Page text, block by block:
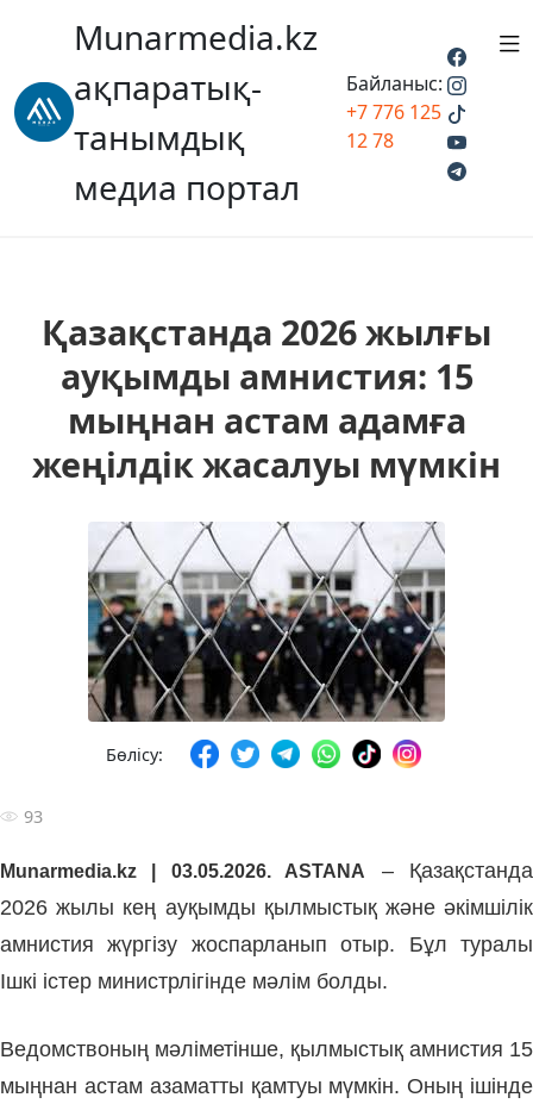
Munarmedia.kz
ақпаратық-
танымдық
медиа портал
Байланыс:
+7 776 125
12 78
Қазақстанда 2026 жылғы
ауқымды амнистия: 15
мыңнан астам адамға
жеңілдік жасалуы мүмкін
Бөлісу:
93
Munarmedia.kz | 03.05.2026. ASTANA
– Қазақстанда
2026 жылы кең ауқымды қылмыстық және әкімшілік
амнистия жүргізу жоспарланып отыр. Бұл туралы
Ішкі істер министрлігінде мәлім болды.
Ведомствоның мәліметінше, қылмыстық амнистия 15
мыңнан астам азаматты қамтуы мүмкін. Оның ішінде